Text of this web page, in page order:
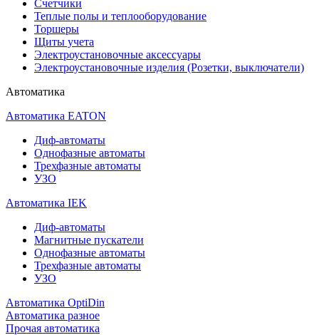
Счетчики
Теплые полы и теплооборудование
Торшеры
Щиты учета
Электроустановочные аксессуары
Электроустановочные изделия (Розетки, выключатели)
Автоматика
Автоматика EATON
Диф-автоматы
Однофазные автоматы
Трехфазные автоматы
УЗО
Автоматика IEK
Диф-автоматы
Магнитные пускатели
Однофазные автоматы
Трехфазные автоматы
УЗО
Автоматика OptiDin
Автоматика разное
Прочая автоматика